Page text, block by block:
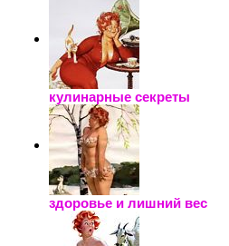
кулинарные секреты
здоровье и лишний вес